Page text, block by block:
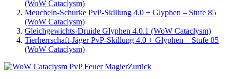
(WoW Cataclysm)
Meucheln-Schurke PvP-Skillung 4.0 + Glyphen – Stufe 85
(WoW Cataclysm)
Gleichgewichts-Druide Glyphen 4.0.1 (WoW Cataclysm)
Tierherrschaft-Jäger PvP-Skillung 4.0 + Glyphen – Stufe 85
(WoW Cataclysm)
Zurück